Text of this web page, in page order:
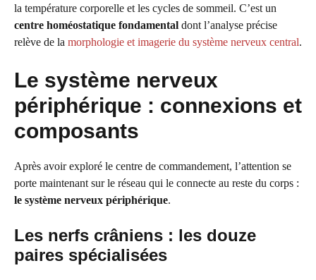
la température corporelle et les cycles de sommeil. C’est un
centre homéostatique fondamental dont l’analyse précise
relève de la morphologie et imagerie du système nerveux central.
Le système nerveux
périphérique : connexions et
composants
Après avoir exploré le centre de commandement, l’attention se
porte maintenant sur le réseau qui le connecte au reste du corps :
le système nerveux périphérique.
Les nerfs crâniens : les douze
paires spécialisées